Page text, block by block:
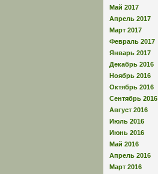
Май 2017
Апрель 2017
Март 2017
Февраль 2017
Январь 2017
Декабрь 2016
Ноябрь 2016
Октябрь 2016
Сентябрь 2016
Август 2016
Июль 2016
Июнь 2016
Май 2016
Апрель 2016
Март 2016